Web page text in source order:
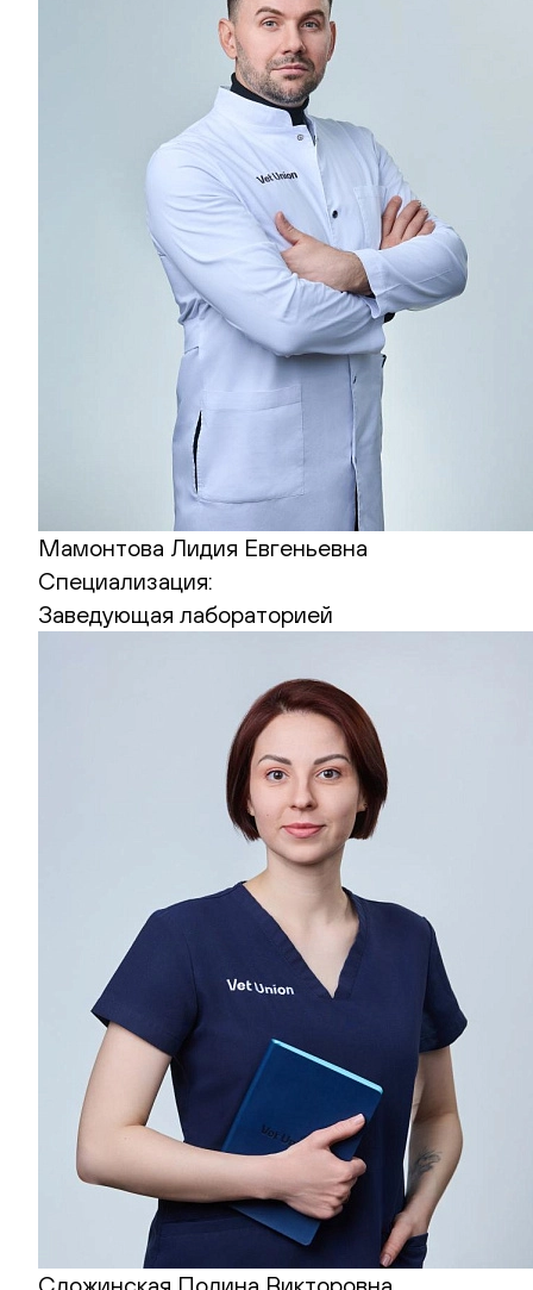
Мамонтова Лидия Евгеньевна
Специализация:
Заведующая лабораторией